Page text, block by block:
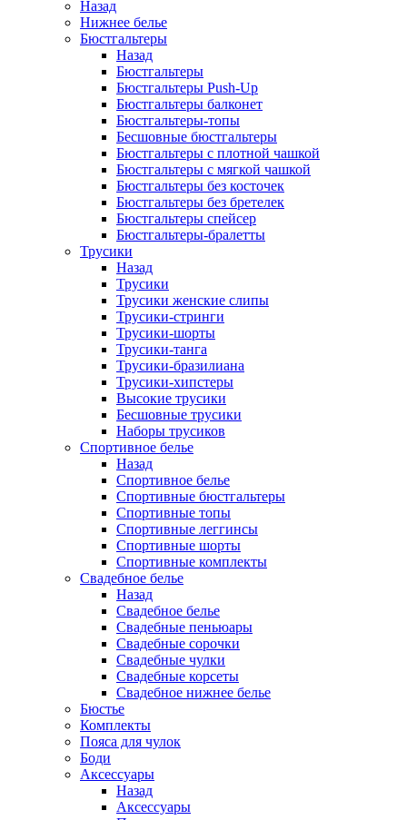
Назад
Нижнее белье
Бюстгальтеры
Назад
Бюстгальтеры
Бюстгальтеры Push-Up
Бюстгальтеры балконет
Бюстгальтеры-топы
Бесшовные бюстгальтеры
Бюстгальтеры с плотной чашкой
Бюстгальтеры с мягкой чашкой
Бюстгальтеры без косточек
Бюстгальтеры без бретелек
Бюстгальтеры спейсер
Бюстгальтеры-бралетты
Трусики
Назад
Трусики
Трусики женские слипы
Трусики-стринги
Трусики-шорты
Трусики-танга
Трусики-бразилиана
Трусики-хипстеры
Высокие трусики
Бесшовные трусики
Наборы трусиков
Спортивное белье
Назад
Спортивное белье
Спортивные бюстгальтеры
Спортивные топы
Спортивные леггинсы
Спортивные шорты
Спортивные комплекты
Свадебное белье
Назад
Свадебное белье
Свадебные пеньюары
Свадебные сорочки
Свадебные чулки
Свадебные корсеты
Свадебное нижнее белье
Бюстье
Комплекты
Пояса для чулок
Боди
Аксессуары
Назад
Аксессуары